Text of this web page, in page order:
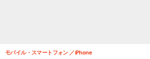
モバイル・スマートフォン iPhone